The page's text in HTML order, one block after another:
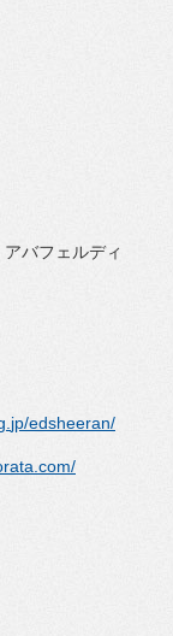
バフェルディ
jp/edsheeran/